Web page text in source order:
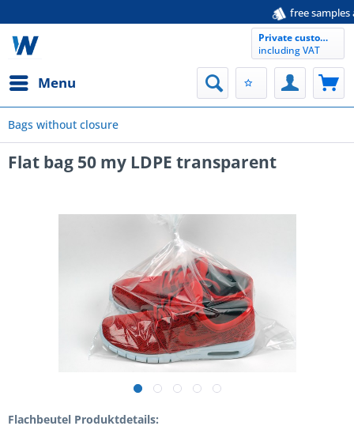
free samples available
Menu
Private customer
including VAT
Bags without closure
Flat bag 50 my LDPE transparent
Flachbeutel Produktdetails: